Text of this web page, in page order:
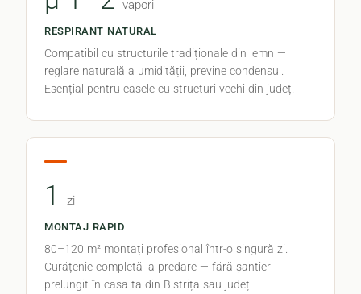
vapori
RESPIRANT NATURAL
Compatibil cu structurile tradiționale din lemn —
reglare naturală a umidității, previne condensul.
Esențial pentru casele cu structuri vechi din județ.
1 zi
MONTAJ RAPID
80–120 m² montați profesional într-o singură zi.
Curățenie completă la predare — fără șantier
prelungit în casa ta din Bistrița sau județ.